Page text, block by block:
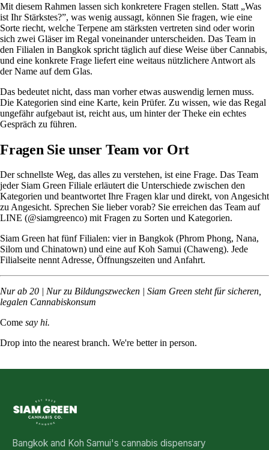
Mit diesem Rahmen lassen sich konkretere Fragen stellen. Statt „Was
ist Ihr Stärkstes?”, was wenig aussagt, können Sie fragen, wie eine
Sorte riecht, welche Terpene am stärksten vertreten sind oder worin
sich zwei Gläser im Regal voneinander unterscheiden. Das Team in
den Filialen in Bangkok spricht täglich auf diese Weise über Cannabis,
und eine konkrete Frage liefert eine weitaus nützlichere Antwort als
der Name auf dem Glas.
Das bedeutet nicht, dass man vorher etwas auswendig lernen muss.
Die Kategorien sind eine Karte, kein Prüfer. Zu wissen, wie das Regal
ungefähr aufgebaut ist, reicht aus, um hinter der Theke ein echtes
Gespräch zu führen.
Fragen Sie unser Team vor Ort
Der schnellste Weg, das alles zu verstehen, ist eine Frage. Das Team
jeder Siam Green Filiale erläutert die Unterschiede zwischen den
Kategorien und beantwortet Ihre Fragen klar und direkt, von Angesicht
zu Angesicht. Sprechen Sie lieber vorab? Sie erreichen das Team auf
LINE (@siamgreenco) mit Fragen zu Sorten und Kategorien.
Siam Green hat fünf Filialen: vier in Bangkok (Phrom Phong, Nana,
Silom und Chinatown) und eine auf Koh Samui (Chaweng). Jede
Filialseite nennt Adresse, Öffnungszeiten und Anfahrt.
Nur ab 20 | Nur zu Bildungszwecken | Siam Green steht für sicheren,
legalen Cannabiskonsum
Come say hi.
Drop into the nearest branch. We're better in person.
Bangkok and Koh Samui's cannabis dispensary